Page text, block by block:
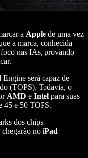
a Apple de uma vez
a marca, conhecida
nas IAs, provando
será capaz de
(TOPS). Todavia, o
AMD e Intel para suas
45 e 50 TOPS.
dos chips
no iPad